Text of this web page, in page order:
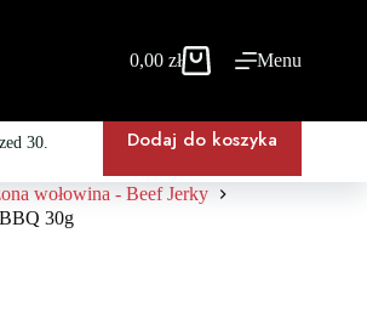
30.
Dodaj do koszyka
Koszyk
0,00zł Menu
wołowina - Beef Jerky
30g